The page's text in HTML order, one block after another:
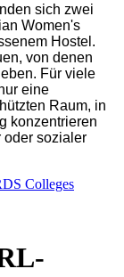
sich zwei
Women's
Hostel.
von denen
Für viele
eine
Raum, in
konzentrieren
oder sozialer
Colleges